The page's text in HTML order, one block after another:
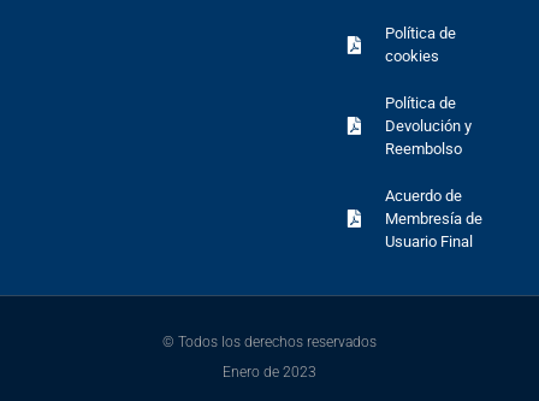
Política de
cookies
Política de
Devolución y
Reembolso
Acuerdo de
Membresía de
Usuario Final
© Todos los derechos reservados
Enero de 2023